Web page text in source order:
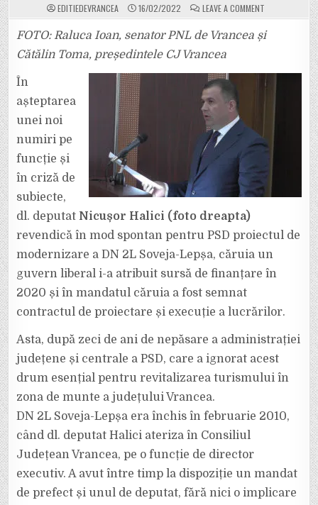
EDITIEDEVRANCEA 16/02/2022 LEAVE A COMMENTON
SENATOR
IOAN:
”DOMNULE
FUNCȚIILE
PUBLICE
PREFECT
ȘI
PARLAMENTAR,
CE
AȚI
DE
MUNTE
VRANCEI?”
FOTO: Raluca Ioan, senator PNL de Vrancea și
Cătălin Toma, președintele CJ Vrancea
În
așteptarea
unei noi
numiri pe
funcție și
în criză de
subiecte,
dl. deputat Nicușor Halici (foto dreapta)
revendică în mod spontan pentru PSD proiectul de
modernizare a DN 2L Soveja-Lepșa, căruia un
guvern liberal i-a atribuit sursă de finanțare în
2020 și în mandatul căruia a fost semnat
contractul de proiectare și execuție a lucrărilor.
Asta, după zeci de ani de nepăsare a administrației
județene și centrale a PSD, care a ignorat acest
drum esențial pentru revitalizarea turismului în
zona de munte a județului Vrancea.
DN 2L Soveja-Lepșa era închis în februarie 2010,
când dl. deputat Halici ateriza în Consiliul
Județean Vrancea, pe o funcție de director
executiv. A avut între timp la dispoziție un mandat
de prefect și unul de deputat, fără nici o implicare